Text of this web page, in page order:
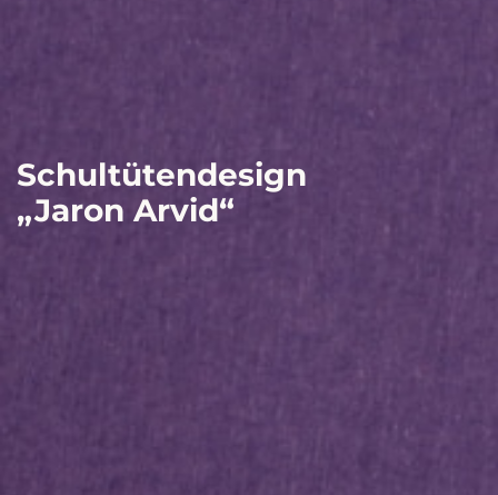
Schultütendesign
„Jaron Arvid“